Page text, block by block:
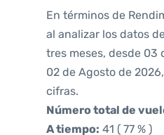
En términos de
al analizar los datos
tres meses, desde 03
02 de Agosto de
cifras.
Número total de
A tiempo: 41 ( 77 % )